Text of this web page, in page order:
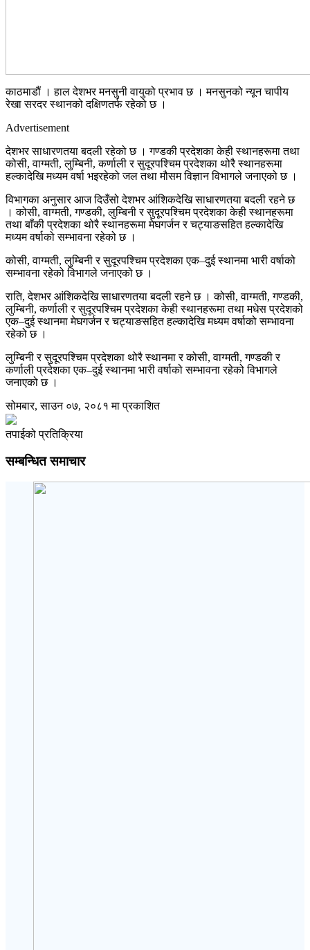
काठमाडौं । हाल देशभर मनसुनी वायुको प्रभाव छ । मनसुनको न्यून चापीय
रेखा सरदर स्थानको दक्षिणतर्फ रहेको छ ।
Advertisement
देशभर साधारणतया बदली रहेको छ । गण्डकी प्रदेशका केही स्थानहरूमा तथा
कोसी, वाग्मती, लुम्बिनी, कर्णाली र सुदूरपश्चिम प्रदेशका थोरै स्थानहरूमा
हल्कादेखि मध्यम वर्षा भइरहेको जल तथा मौसम विज्ञान विभागले जनाएको छ ।
विभागका अनुसार आज दिउँसो देशभर आंशिकदेखि साधारणतया बदली रहने छ
। कोसी, वाग्मती, गण्डकी, लुम्बिनी र सुदूरपश्चिम प्रदेशका केही स्थानहरूमा
तथा बाँकी प्रदेशका थोरै स्थानहरूमा मेघगर्जन र चट्याङसहित हल्कादेखि
मध्यम वर्षाको सम्भावना रहेको छ ।
कोसी, वाग्मती, लुम्बिनी र सुदूरपश्चिम प्रदेशका एक–दुई स्थानमा भारी वर्षाको
सम्भावना रहेको विभागले जनाएको छ ।
राति, देशभर आंशिकदेखि साधारणतया बदली रहने छ । कोसी, वाग्मती, गण्डकी,
लुम्बिनी, कर्णाली र सुदूरपश्चिम प्रदेशका केही स्थानहरूमा तथा मधेस प्रदेशको
एक–दुई स्थानमा मेघगर्जन र चट्याङसहित हल्कादेखि मध्यम वर्षाको सम्भावना
रहेको छ ।
लुम्बिनी र सुदूरपश्चिम प्रदेशका थोरै स्थानमा र कोसी, वाग्मती, गण्डकी र
कर्णाली प्रदेशका एक–दुई स्थानमा भारी वर्षाको सम्भावना रहेको विभागले
जनाएको छ ।
सोमबार, साउन ०७, २०८१ मा प्रकाशित
तपाईको प्रतिक्रिया
सम्बन्धित समाचार